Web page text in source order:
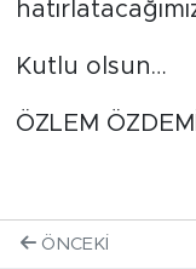
Kutlu olsun…
ÖZLEM
ÖNCEKI